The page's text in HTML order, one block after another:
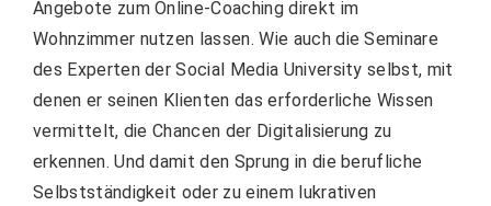
Angebote zum Online-Coaching direkt im
Wohnzimmer nutzen lassen. Wie auch die Seminare
des Experten der Social Media University selbst, mit
denen er seinen Klienten das erforderliche Wissen
vermittelt, die Chancen der Digitalisierung zu
erkennen. Und damit den Sprung in die berufliche
Selbstständigkeit oder zu einem lukrativen